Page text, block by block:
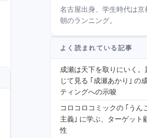
名古屋出身、学生時代は京
朝のランニング。
よく読まれている記事
成瀬は天下を取りにいく。
じて見る ｢成瀬あかり｣ の
ティングへの示唆
コロコロコミックの ｢うん
主義｣ に学ぶ、ターゲット
性